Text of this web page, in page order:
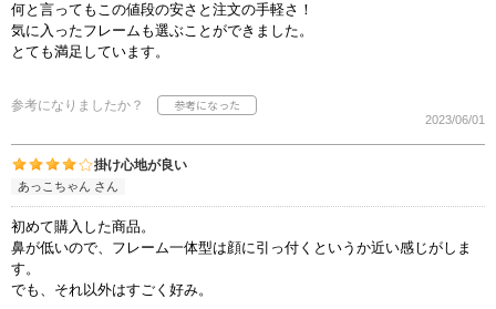
何と言ってもこの値段の安さと注文の手軽さ！
気に入ったフレームも選ぶことができました。
とても満足しています。
参考になりましたか？
2023/06/01
掛け心地が良い
あっこちゃん さん
初めて購入した商品。
鼻が低いので、フレーム一体型は顔に引っ付くというか近い感じがしま
す。
でも、それ以外はすごく好み。